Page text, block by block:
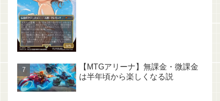
【MTGアリーナ】無課金・微課金
は半年頃から楽しくなる説